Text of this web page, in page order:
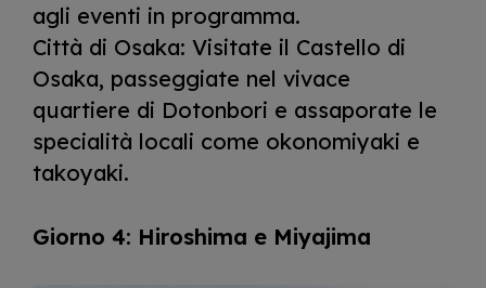
agli eventi in programma.
Città di Osaka: Visitate il Castello di
Osaka, passeggiate nel vivace
quartiere di Dotonbori e assaporate le
specialità locali come okonomiyaki e
takoyaki.
Giorno 4: Hiroshima e Miyajima